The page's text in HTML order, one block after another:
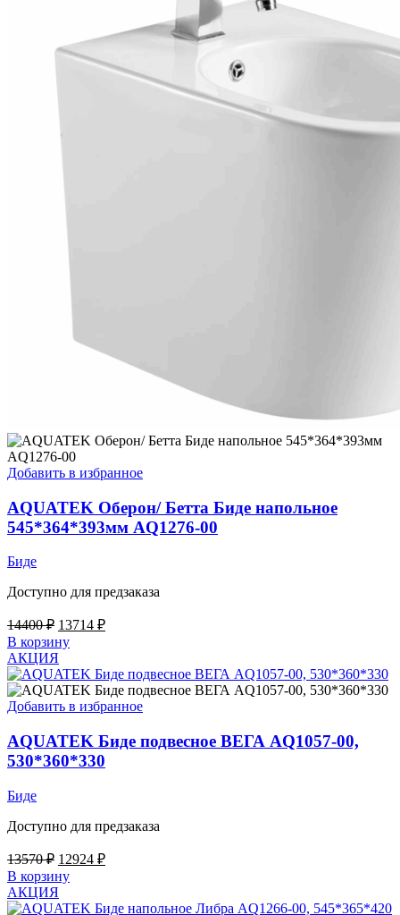
Добавить в избранное
AQUATEK Оберон/ Бетта Биде напольное
545*364*393мм AQ1276-00
Биде
Доступно для предзаказа
14400₽ Первоначальная
цена
составляла
14400 ₽.
13714 ₽Текущая
В корзину
АКЦИЯ
Добавить в избранное
AQUATEK Биде подвесное ВЕГА AQ1057-00,
530*360*330
Биде
Доступно для предзаказа
13570₽ Первоначальная
цена
составляла
13570 ₽.
12924 ₽Текущая
В корзину
АКЦИЯ